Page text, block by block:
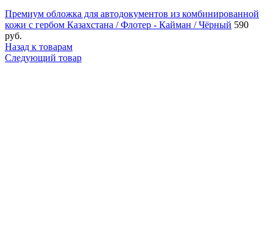
Премиум обложка для автодокументов из комбинированной
кожи с гербом Казахстана / Флотер - Кайман / Чёрный 590
руб.
Назад к товарам
Следующий товар